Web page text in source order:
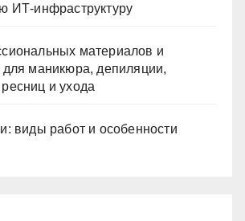
ИТ-инфраструктуру
материалов и
для маникюра, депиляции,
и ухода
виды работ и особенности